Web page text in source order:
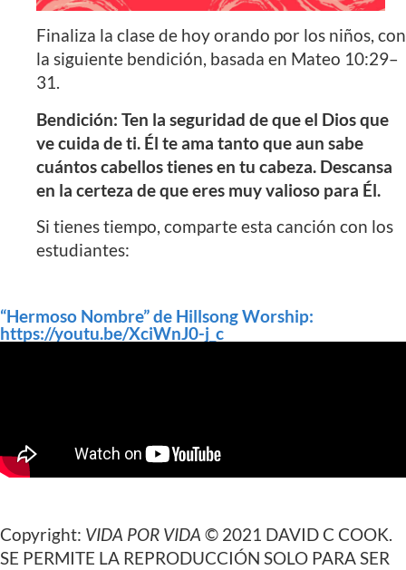
Finaliza la clase de hoy orando por los niños, con
la siguiente bendición, basada en Mateo 10:29–
31.
Bendición: Ten la seguridad de que el Dios que
ve cuida de ti. Él te ama tanto que aun sabe
cuántos cabellos tienes en tu cabeza. Descansa
en la certeza de que eres muy valioso para Él.
Si tienes tiempo, comparte esta canción con los
estudiantes:
“Hermoso Nombre” de Hillsong Worship:
https://youtu.be/XciWnJ0-j_c
Copyright: VIDA POR VIDA © 2021 DAVID C COOK.
SE PERMITE LA REPRODUCCIÓN SOLO PARA SER